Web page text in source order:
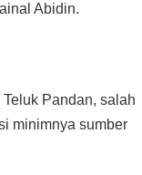
Abidin.
Pandan, salah
minimnya sumber